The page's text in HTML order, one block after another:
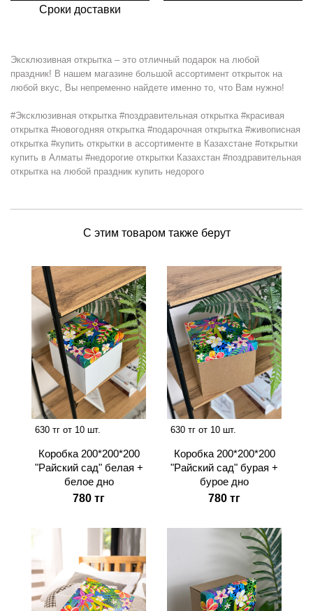
Сроки доставки
Эксклюзивная открытка – это отличный подарок на любой
праздник! В нашем магазине большой ассортимент открыток на
любой вкус, Вы непременно найдете именно то, что Вам нужно!
#Эксклюзивная открытка #поздравительная открытка #красивая
открытка #новогодняя открытка #подарочная открытка #живописная
открытка #купить открытки в ассортименте в Казахстане #открытки
купить в Алматы #недорогие открытки Казахстан #поздравительная
открытка на любой праздник купить недорого
С этим товаром также берут
630 тг от 10 шт.
Коробка 200*200*200
"Райский сад" белая +
белое дно
780 тг
630 тг от 10 шт.
Коробка 200*200*200
"Райский сад" бурая +
бурое дно
780 тг